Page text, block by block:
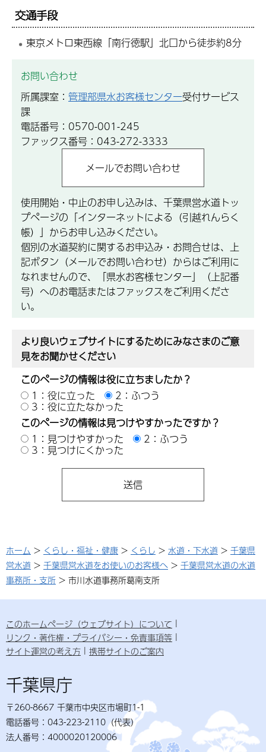
交通手段
東京メトロ東西線「南行徳駅」北口から徒歩約8分
お問い合わせ
所属課室： 管理部県水お客様センター受付サービス
課
電話番号：0570-001-245
ファックス番号：043-272-3333
使用開始・中止のお申し込みは、千葉県営水道トッ
プページの「インターネットによる（引越れんらく
帳）」からお申し込みください。
個別の水道契約に関するお申込み・お問合せは、上
記ボタン（メールでお問い合わせ）からはご利用に
なれませんので、「県水お客様センター」（上記番
号）へのお電話またはファックスをご利用くださ
い。
より良いウェブサイトにするためにみなさまのご意
見をお聞かせください
このページの情報は役に立ちましたか？
1：役に立った
2：ふつう
3：役に立たなかった
このページの情報は見つけやすかったですか？
1：見つけやすかった
2：ふつう
3：見つけにくかった
ホーム > くらし・福祉・健康 > くらし > 水道・下水道 > 千葉県
営水道 > 千葉県営水道をお使いのお客様へ > 千葉県営水道の水道
事務所・支所 > 市川水道事務所葛南支所
このホームページ（ウェブサイト）について
リンク・著作権・プライバシー・免責事項等
サイト運営の考え方
携帯サイトのご案内
千葉県庁
〒260-8667 千葉市中央区市場町1-1
電話番号：043-223-2110（代表）
法人番号：4000020120006